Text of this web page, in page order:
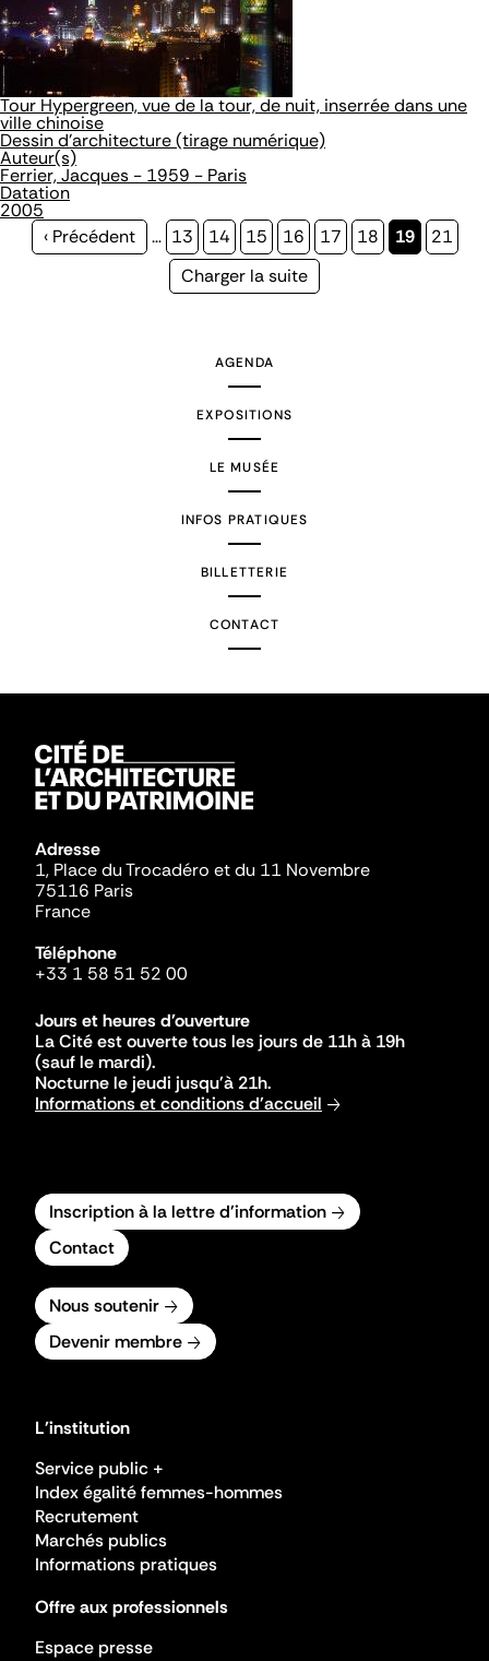
Tour Hypergreen, vue de la tour, de nuit, inserrée dans une
ville chinoise
Dessin d'architecture (tirage numérique)
Auteur(s)
Ferrier, Jacques - 1959 - Paris
Datation
2005
Page
‹ Précédent … Page
13 Page
14 Page
15 Page
16 Page
17 Page
18
Page
19 Page
21
Page
Charger la suite
AGENDA
EXPOSITIONS
LE MUSÉE
INFOS PRATIQUES
BILLETTERIE
CONTACT
Adresse
1, Place du Trocadéro et du 11 Novembre
75116 Paris
France
Téléphone
+33 1 58 51 52 00
Jours et heures d'ouverture
La Cité est ouverte tous les jours de 11h à 19h
(sauf le mardi).
Nocturne le jeudi jusqu'à 21h.
Informations et conditions d'accueil
Inscription à la lettre d'information
Contact
Nous soutenir
Devenir membre
L'institution
Service public +
Index égalité femmes-hommes
Recrutement
Marchés publics
Informations pratiques
Offre aux professionnels
Espace presse